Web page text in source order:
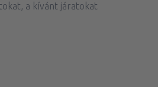
a kívánt járatokat